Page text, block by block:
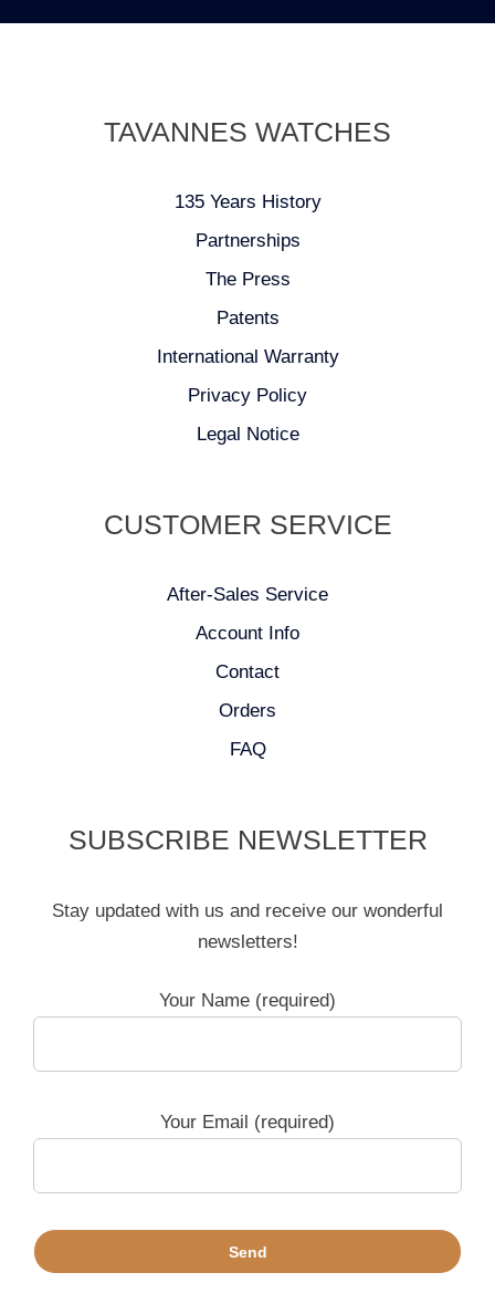
TAVANNES WATCHES
135 Years History
Partnerships
The Press
Patents
International Warranty
Privacy Policy
Legal Notice
CUSTOMER SERVICE
After-Sales Service
Account Info
Contact
Orders
FAQ
SUBSCRIBE NEWSLETTER
Stay updated with us and receive our wonderful
newsletters!
Your Name (required)
Your Email (required)